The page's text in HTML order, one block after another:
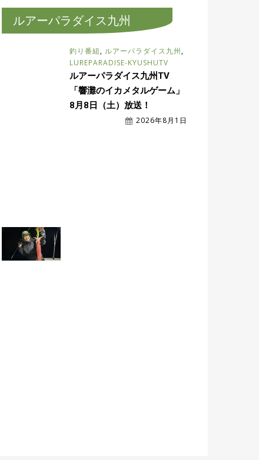
ルアーパラダイス九州
釣り番組, ルアーパラダイス九州,
LUREPARADISE-KYUSHUTV
ルアーパラダイス九州TV
「響灘のイカメタルゲーム」
8月8日（土）放送！
2026年8月1日